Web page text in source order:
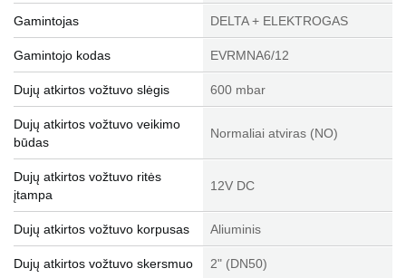
Gamintojas DELTA + ELEKTROGAS
Gamintojo kodas EVRMNA6/12
Dujų atkirtos vožtuvo slėgis 600 mbar
Dujų atkirtos vožtuvo veikimo
būdas
Normaliai atviras (NO)
Dujų atkirtos vožtuvo ritės
įtampa
12V DC
Dujų atkirtos vožtuvo korpusas Aliuminis
Dujų atkirtos vožtuvo skersmuo 2" (DN50)